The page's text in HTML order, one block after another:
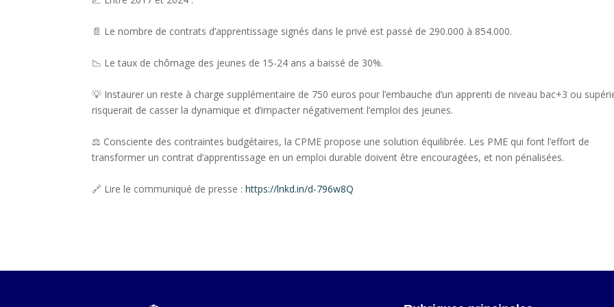
📄 Le nombre de contrats d’apprentissage signés dans le privé est passé de 290.000 à 854.000.
📉 Le taux de chômage des jeunes de 15-24 ans a baissé de 30%.
💡 Instaurer un reste à charge supplémentaire de 750 euros pour l’embauche d’un apprenti de niveau bac+3 ou
risquerait de casser la dynamique et d’impacter négativement l’emploi des jeunes.
⚖️ Consciente des contraintes budgétaires, la CPME propose une solution équilibrée. Les PME qui font l’effort de
transformer un contrat d’apprentissage en un emploi durable doivent être encouragées, et non pénalisées.
🔗 Lire le communiqué de presse :https://lnkd.in/d-796w8Q